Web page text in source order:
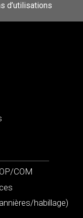
d’utilisations
COM
habillage)